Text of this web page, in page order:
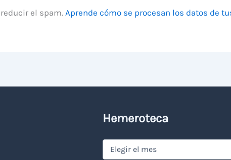
el spam. Aprende cómo se procesan los datos de
Hemeroteca
Hemeroteca